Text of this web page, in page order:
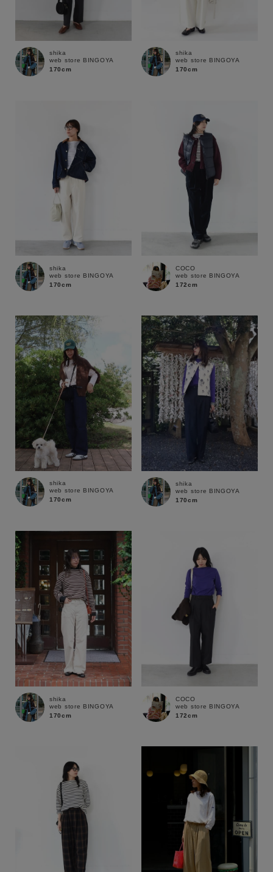
キーワード
性別
MENS LADIES KIDS
カテゴリ
サイズ
ブランド
shika
web store BINGOYA
170cm
shika
web store BINGOYA
170cm
shika
web store BINGOYA
170cm
COCO
web store BINGOYA
172cm
shika
web store BINGOYA
170cm
shika
web store BINGOYA
170cm
shika
web store BINGOYA
170cm
COCO
web store BINGOYA
172cm